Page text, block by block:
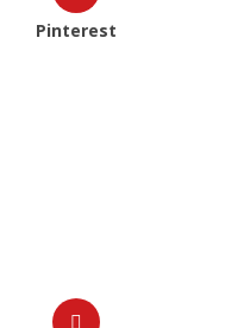
Pinterest